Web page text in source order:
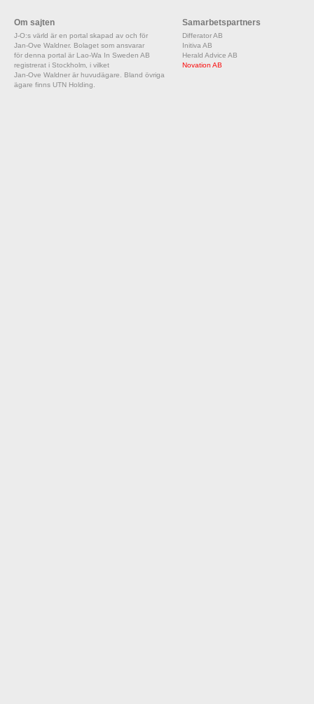
Om sajten
J-O:s värld är en portal skapad av och för
Jan-Ove Waldner. Bolaget som ansvarar
för denna portal är Lao-Wa In Sweden AB
registrerat i Stockholm, i vilket
Jan-Ove Waldner är huvudägare. Bland övriga
ägare finns UTN Holding.
Samarbetspartners
Differator AB
Initiva AB
Herald Advice AB
Novation AB